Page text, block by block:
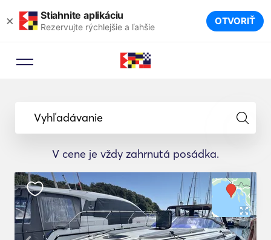
× Stiahnite aplikáciu
Rezervujte rýchlejšie a ľahšie OTVORIŤ
Vyhľadávanie
V cene je vždy zahrnutá posádka.